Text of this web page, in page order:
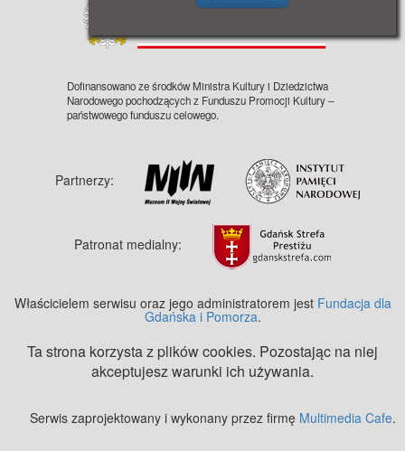
Dofinansowano ze środków Ministra Kultury i Dziedzictwa
Narodowego pochodzących z Funduszu Promocji Kultury –
państwowego funduszu celowego.
Partnerzy:
Patronat medialny:
Właścicielem serwisu oraz jego administratorem jest Fundacja dla
Gdańska i Pomorza.
Ta strona korzysta z plików cookies. Pozostając na niej
akceptujesz warunki ich używania.
Serwis zaprojektowany i wykonany przez firmę Multimedia Cafe.